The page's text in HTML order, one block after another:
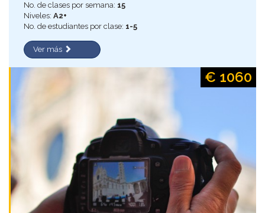
No. de clases por semana: 15
Niveles: A2+
No. de estudiantes por clase: 1-5
Ver más
€ 1060